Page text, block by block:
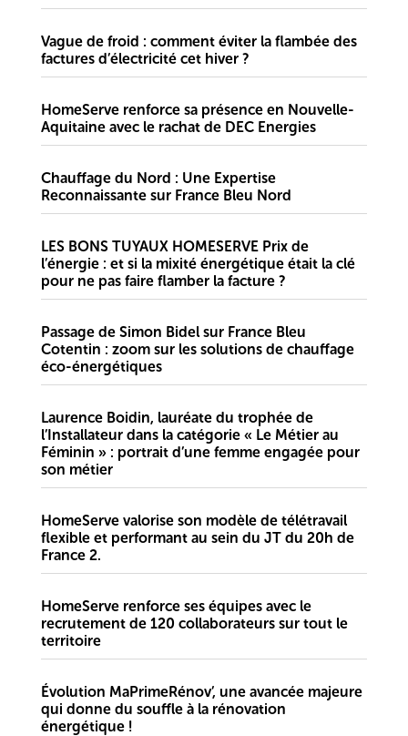
Vague de froid : comment éviter la flambée des
factures d’électricité cet hiver ?
HomeServe renforce sa présence en Nouvelle-
Aquitaine avec le rachat de DEC Energies
Chauffage du Nord : Une Expertise
Reconnaissante sur France Bleu Nord
LES BONS TUYAUX HOMESERVE Prix de
l’énergie : et si la mixité énergétique était la clé
pour ne pas faire flamber la facture ?
Passage de Simon Bidel sur France Bleu
Cotentin : zoom sur les solutions de chauffage
éco-énergétiques
Laurence Boidin, lauréate du trophée de
l’Installateur dans la catégorie « Le Métier au
Féminin » : portrait d’une femme engagée pour
son métier
HomeServe valorise son modèle de télétravail
flexible et performant au sein du JT du 20h de
France 2.
‍HomeServe renforce ses équipes avec le
recrutement de 120 collaborateurs sur tout le
territoire
Évolution MaPrimeRénov’, une avancée majeure
qui donne du souffle à la rénovation
énergétique !